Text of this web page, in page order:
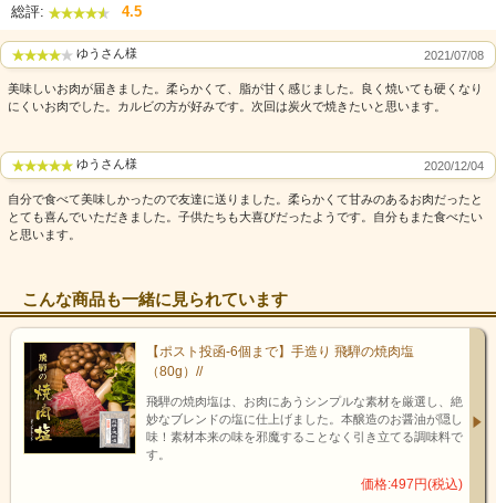
総評: 4.5
ゆうさん様 2021/07/08
美味しいお肉が届きました。柔らかくて、脂が甘く感じました。良く焼いても硬くなり
にくいお肉でした。カルビの方が好みです。次回は炭火で焼きたいと思います。
ゆうさん様 2020/12/04
自分で食べて美味しかったので友達に送りました。柔らかくて甘みのあるお肉だったと
とても喜んでいただきました。子供たちも大喜びだったようです。自分もまた食べたい
と思います。
こんな商品も一緒に見られています
【ポスト投函-6個まで】手造り 飛騨の焼肉塩
（80g）//
飛騨の焼肉塩は、お肉にあうシンプルな素材を厳選し、絶
妙なブレンドの塩に仕上げました。本醸造のお醤油が隠し
味！素材本来の味を邪魔することなく引き立てる調味料で
す。
価格:497円(税込)